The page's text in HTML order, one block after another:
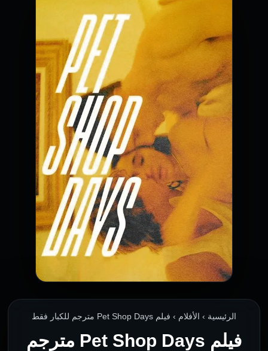
الرئيسية › الأفلام › فيلم Pet Shop Days مترجم للكبار فقط
فيلم Pet Shop Days مترجم